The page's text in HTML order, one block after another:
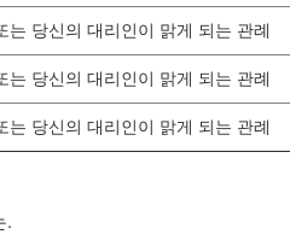
는 당신의 대리인이 맑게 되는 관례
는 당신의 대리인이 맑게 되는 관례
는 당신의 대리인이 맑게 되는 관례
.